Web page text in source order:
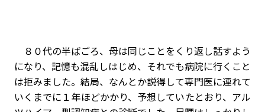
８０代の半ばごろ、母は同じことをくり返し話すよう
になり、記憶も混乱しはじめ、それでも病院に行くこと
は拒みました。結局、なんとか説得して専門医に連れて
いくまでに１年ほどかかり、予想していたとおり、アル